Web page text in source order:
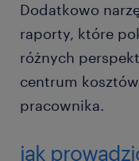
Dodatkowo
raporty, które
różnych
centrum
pracownika.
jak